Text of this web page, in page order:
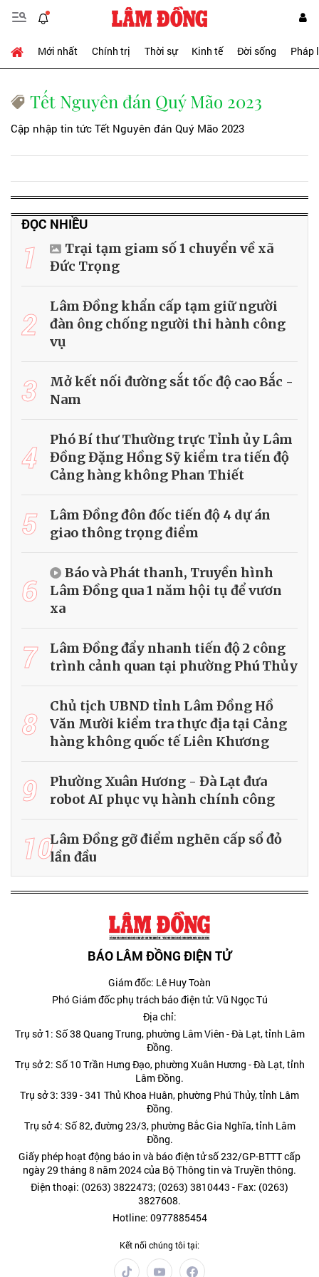
Mới nhất Chính trị Thời sự Kinh tế Đời sống Pháp
Tết Nguyên đán Quý Mão 2023
Cập nhập tin tức Tết Nguyên đán Quý Mão 2023
ĐỌC NHIỀU
1
Trại tạm giam số 1 chuyển về xã
Đức Trọng
2
Lâm Đồng khẩn cấp tạm giữ người
đàn ông chống người thi hành công
vụ
3
Mở kết nối đường sắt tốc độ cao Bắc -
Nam
4
Phó Bí thư Thường trực Tỉnh ủy Lâm
Đồng Đặng Hồng Sỹ kiểm tra tiến độ
Cảng hàng không Phan Thiết
5
Lâm Đồng đôn đốc tiến độ 4 dự án
giao thông trọng điểm
6
Báo và Phát thanh, Truyền hình
Lâm Đồng qua 1 năm hội tụ để vươn
xa
7
Lâm Đồng đẩy nhanh tiến độ 2 công
trình cảnh quan tại phường Phú Thủy
8
Chủ tịch UBND tỉnh Lâm Đồng Hồ
Văn Mười kiểm tra thực địa tại Cảng
hàng không quốc tế Liên Khương
9
Phường Xuân Hương - Đà Lạt đưa
robot AI phục vụ hành chính công
10Lâm Đồng gỡ điểm nghẽn cấp sổ đỏ
lần đầu
BÁO LÂM ĐỒNG ĐIỆN TỬ
Giám đốc: Lê Huy Toàn
Phó Giám đốc phụ trách báo điện tử: Vũ Ngọc Tú
Địa chỉ:
Trụ sở 1: Số 38 Quang Trung, phường Lâm Viên - Đà Lạt, tỉnh Lâm
Đồng.
Trụ sở 2: Số 10 Trần Hưng Đạo, phường Xuân Hương - Đà Lạt, tỉnh
Lâm Đồng.
Trụ sở 3: 339 - 341 Thủ Khoa Huân, phường Phú Thủy, tỉnh Lâm
Đồng.
Trụ sở 4: Số 82, đường 23/3, phường Bắc Gia Nghĩa, tỉnh Lâm
Đồng.
Giấy phép hoạt động báo in và báo điện tử số 232/GP-BTTT cấp
ngày 29 tháng 8 năm 2024 của Bộ Thông tin và Truyền thông.
Điện thoại: (0263) 3822473; (0263) 3810443 - Fax: (0263)
3827608.
Hotline: 0977885454
Kết nối chúng tôi tại: